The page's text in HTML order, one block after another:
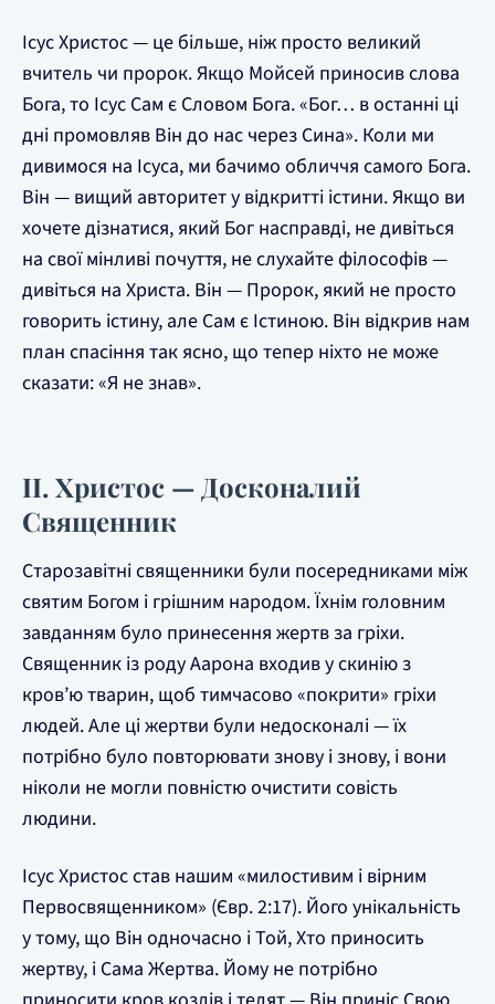
Ісус Христос — це більше, ніж просто великий
вчитель чи пророк. Якщо Мойсей приносив слова
Бога, то Ісус Сам є Словом Бога. «Бог… в останні ці
дні промовляв Він до нас через Сина». Коли ми
дивимося на Ісуса, ми бачимо обличчя самого Бога.
Він — вищий авторитет у відкритті істини. Якщо ви
хочете дізнатися, який Бог насправді, не дивіться
на свої мінливі почуття, не слухайте філософів —
дивіться на Христа. Він — Пророк, який не просто
говорить істину, але Сам є Істиною. Він відкрив нам
план спасіння так ясно, що тепер ніхто не може
сказати: «Я не знав».
II. Христос — Досконалий
Священник
Старозавітні священники були посередниками між
святим Богом і грішним народом. Їхнім головним
завданням було принесення жертв за гріхи.
Священник із роду Аарона входив у скинію з
кров’ю тварин, щоб тимчасово «покрити» гріхи
людей. Але ці жертви були недосконалі — їх
потрібно було повторювати знову і знову, і вони
ніколи не могли повністю очистити совість
людини.
Ісус Христос став нашим «милостивим і вірним
Первосвященником» (Євр. 2:17). Його унікальність
у тому, що Він одночасно і Той, Хто приносить
жертву, і Сама Жертва. Йому не потрібно